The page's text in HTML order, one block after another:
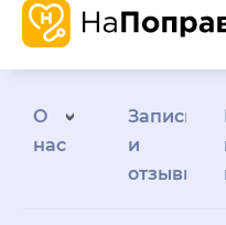
О
нас
Запись
и
отзывы